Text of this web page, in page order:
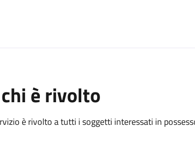
è rivolto
è rivolto a tutti i soggetti interessati in